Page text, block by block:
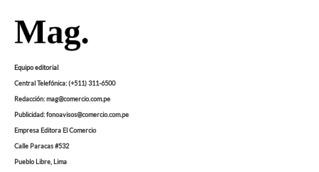
Equipo editorial
Central Telefónica: (+511) 311-6500
Redacción: mag@comercio.com.pe
Publicidad: fonoavisos@comercio.com.pe
Empresa Editora El Comercio
Calle Paracas #532
Pueblo Libre, Lima